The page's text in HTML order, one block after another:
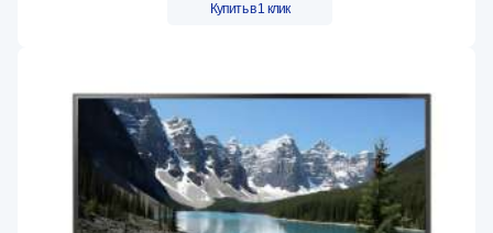
Купить в 1 клик